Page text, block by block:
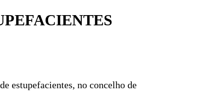
estupefacientes, no concelho de